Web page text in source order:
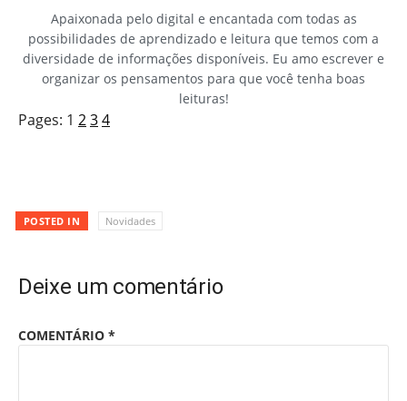
Apaixonada pelo digital e encantada com todas as
possibilidades de aprendizado e leitura que temos com a
diversidade de informações disponíveis. Eu amo escrever e
organizar os pensamentos para que você tenha boas
leituras!
Pages: 1 234
POSTED IN Novidades
Deixe um comentário
COMENTÁRIO *